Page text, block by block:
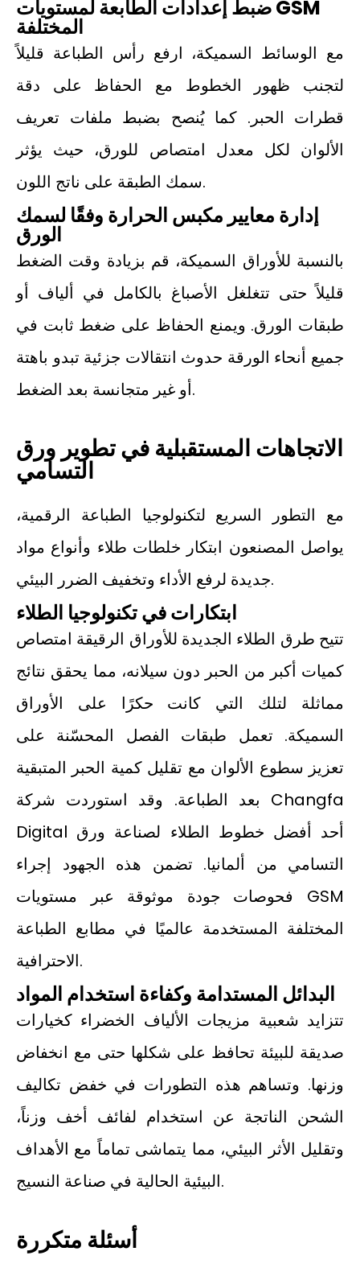
ضبط إعدادات الطابعة لمستويات GSM
المختلفة
مع الوسائط السميكة، ارفع رأس الطباعة قليلاً
لتجنب ظهور الخطوط مع الحفاظ على دقة
قطرات الحبر. كما يُنصح بضبط ملفات تعريف
الألوان لكل معدل امتصاص للورق، حيث يؤثر
سمك الطبقة على ناتج اللون.
إدارة معايير مكبس الحرارة وفقًا لسمك
الورق
بالنسبة للأوراق السميكة، قم بزيادة وقت الضغط
قليلاً حتى تتغلغل الأصباغ بالكامل في ألياف أو
طبقات الورق. ويمنع الحفاظ على ضغط ثابت في
جميع أنحاء الورقة حدوث انتقالات جزئية تبدو باهتة
أو غير متجانسة بعد الضغط.
الاتجاهات المستقبلية في تطوير ورق
التسامي
مع التطور السريع لتكنولوجيا الطباعة الرقمية،
يواصل المصنعون ابتكار خلطات طلاء وأنواع مواد
جديدة لرفع الأداء وتخفيف الضرر البيئي.
ابتكارات في تكنولوجيا الطلاء
تتيح طرق الطلاء الجديدة للأوراق الرقيقة امتصاص
كميات أكبر من الحبر دون سيلانه، مما يحقق نتائج
مماثلة لتلك التي كانت حكرًا على الأوراق
السميكة. تعمل طبقات الفصل المحسّنة على
تعزيز سطوع الألوان مع تقليل كمية الحبر المتبقية
بعد الطباعة. وقد استوردت شركة Changfa
Digital أحد أفضل خطوط الطلاء لصناعة ورق
التسامي من ألمانيا. تضمن هذه الجهود إجراء
فحوصات جودة موثوقة عبر مستويات GSM
المختلفة المستخدمة عالميًا في مطابع الطباعة
الاحترافية.
البدائل المستدامة وكفاءة استخدام المواد
تتزايد شعبية مزيجات الألياف الخضراء كخيارات
صديقة للبيئة تحافظ على شكلها حتى مع انخفاض
وزنها. وتساهم هذه التطورات في خفض تكاليف
الشحن الناتجة عن استخدام لفائف أخف وزناً،
وتقليل الأثر البيئي، مما يتماشى تماماً مع الأهداف
البيئية الحالية في صناعة النسيج.
أسئلة متكررة